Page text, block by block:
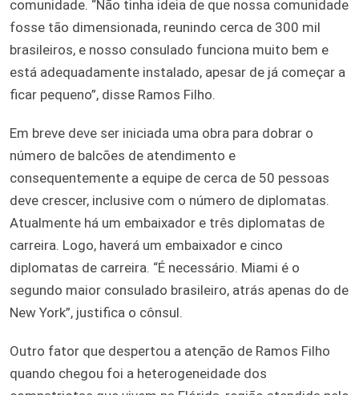
comunidade. “Não tinha ideia de que nossa comunidade
fosse tão dimensionada, reunindo cerca de 300 mil
brasileiros, e nosso consulado funciona muito bem e
está adequadamente instalado, apesar de já começar a
ficar pequeno”, disse Ramos Filho.
Em breve deve ser iniciada uma obra para dobrar o
número de balcões de atendimento e
consequentemente a equipe de cerca de 50 pessoas
deve crescer, inclusive com o número de diplomatas.
Atualmente há um embaixador e três diplomatas de
carreira. Logo, haverá um embaixador e cinco
diplomatas de carreira. “É necessário. Miami é o
segundo maior consulado brasileiro, atrás apenas do de
New York”, justifica o cônsul.
Outro fator que despertou a atenção de Ramos Filho
quando chegou foi a heterogeneidade dos